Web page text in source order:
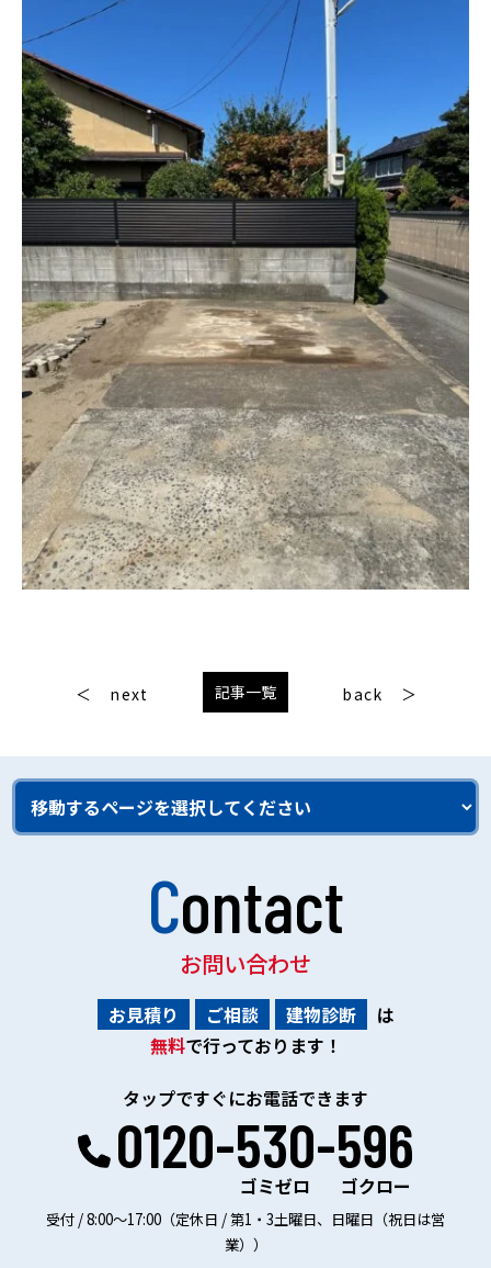
next 記事一覧 back
Contact
お問い合わせ
お見積り ご相談 建物診断
は
無料で行っております！
タップですぐにお電話できます
0120-530-596
ゴミゼロ ゴクロー
受付 / 8:00～17:00（定休日 / 第1・3土曜日、日曜日（祝日は営
業））